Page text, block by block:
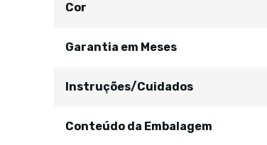
Cor
Garantia em Meses
Instruções/Cuidados
Conteúdo da Embalagem